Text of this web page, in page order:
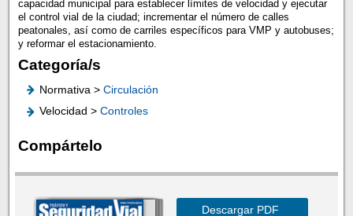
capacidad municipal para establecer límites de velocidad y ejecutar
el control vial de la ciudad; incrementar el número de calles
peatonales, así como de carriles específicos para VMP y autobuses;
y reformar el estacionamiento.
Categoría/s
Normativa > Circulación
Velocidad > Controles
Compártelo
Descargar PDF